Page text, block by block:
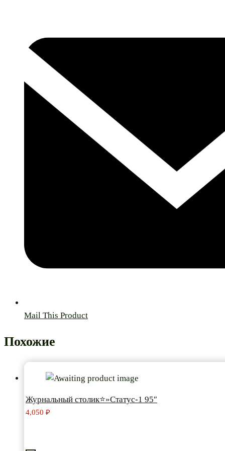
Mail This Product
Похожие
Журнальный столик⭐»Статус-1 95″
4,050 ₽